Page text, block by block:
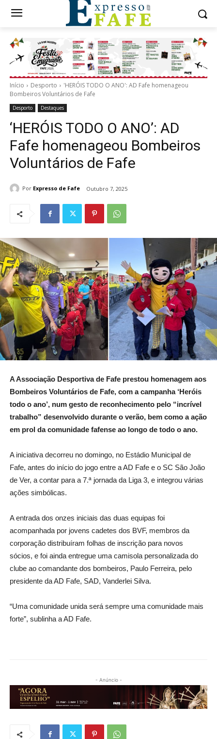
Início Desporto
'HERÓIS TODO O ANO': AD Fafe homenageou
Bombeiros Voluntários de Fafe
Desporto Destaques
‘HERÓIS TODO O ANO’: AD
Fafe homenageou Bombeiros
Voluntários de Fafe
Por Expresso de Fafe Outubro 7, 2025
A Associação Desportiva de Fafe prestou homenagem aos
Bombeiros Voluntários de Fafe, com a campanha ‘Heróis
todo o ano’, num gesto de reconhecimento pelo “incrível
trabalho” desenvolvido durante o verão, bem como a ação
em prol da comunidade fafense ao longo de todo o ano.
A iniciativa decorreu no domingo, no Estádio Municipal de
Fafe, antes do início do jogo entre a AD Fafe e o SC São João
de Ver, a contar para a 7.ª jornada da Liga 3, e integrou várias
ações simbólicas.
A entrada dos onzes iniciais das duas equipas foi
acompanhada por jovens cadetes dos BVF, membros da
corporação distribuíram folhas de inscrição para novos
sócios, e foi ainda entregue uma camisola personalizada do
clube ao comandante dos bombeiros, Paulo Ferreira, pelo
presidente da AD Fafe, SAD, Vanderlei Silva.
“Uma comunidade unida será sempre uma comunidade mais
forte”, sublinha a AD Fafe.
- Anúncio -